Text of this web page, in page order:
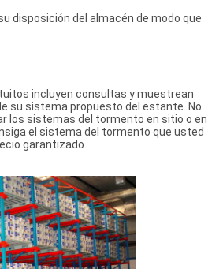
disposición del almacén de modo que
incluyen consultas y muestrean
su sistema propuesto del estante. No
los sistemas del tormento en sitio o en
el sistema del tormento que usted
garantizado.